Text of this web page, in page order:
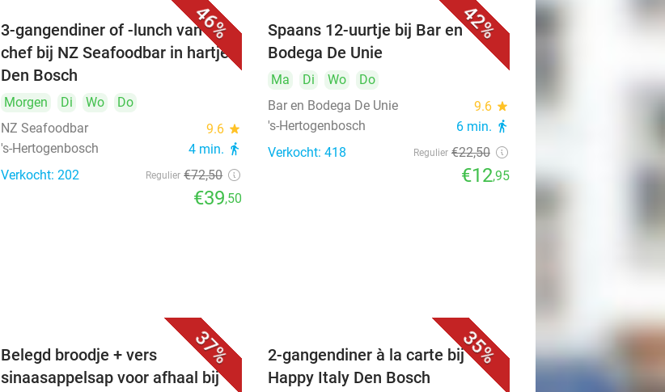
46%
3-gangendiner of -lunch van de
chef bij NZ Seafoodbar in hartje
Den Bosch
Morgen Di Wo
Do
NZ Seafoodbar
9.6 star
's-Hertogenbosch 4 min. directions_walk
Verkocht: 202 Regulier €72,50
€39,50
42%
Spaans 12-uurtje bij Bar en
Bodega De Unie
Ma Di Wo
Do
Bar en Bodega De Unie
9.6 star
's-Hertogenbosch 6 min. directions_walk
Verkocht: 418 Regulier €22,50
€12,95
37%
Belegd broodje + vers
sinaasappelsap voor afhaal bij
35%
2-gangendiner à la carte bij
Happy Italy Den Bosch